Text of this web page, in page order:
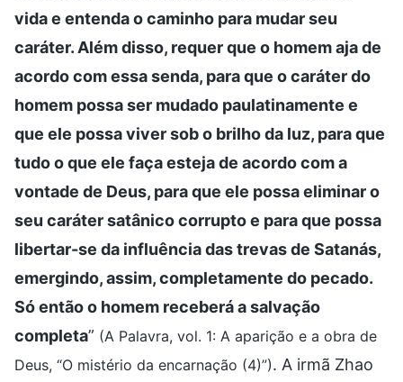
vida e entenda o caminho para mudar seu
caráter. Além disso, requer que o homem aja de
acordo com essa senda, para que o caráter do
homem possa ser mudado paulatinamente e
que ele possa viver sob o brilho da luz, para que
tudo o que ele faça esteja de acordo com a
vontade de Deus, para que ele possa eliminar o
seu caráter satânico corrupto e para que possa
libertar-se da influência das trevas de Satanás,
emergindo, assim, completamente do pecado.
Só então o homem receberá a salvação
completa” (A Palavra, vol. 1: A aparição e a obra de
Deus, “O mistério da encarnação (4)”). A irmã Zhao